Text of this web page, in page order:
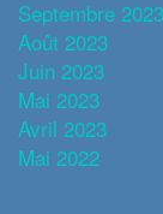
Septembre 2023
Août 2023
Juin 2023
Mai 2023
Avril 2023
Mai 2022